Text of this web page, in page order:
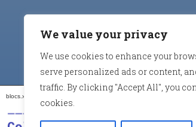
We value your privacy
We use cookies to enhance your
serve personalized ads or content,
traffic. By clicking "Accept All", you
cookies.
blocs.xarxanet.org és un projecte de: